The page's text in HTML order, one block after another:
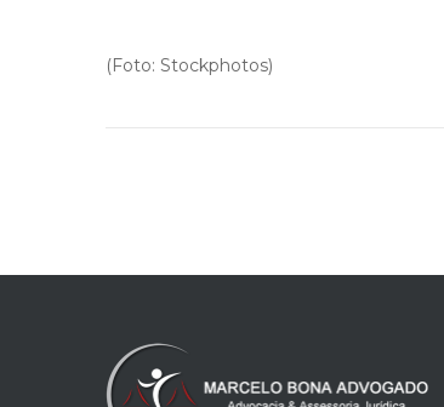
(Foto: Stockphotos)